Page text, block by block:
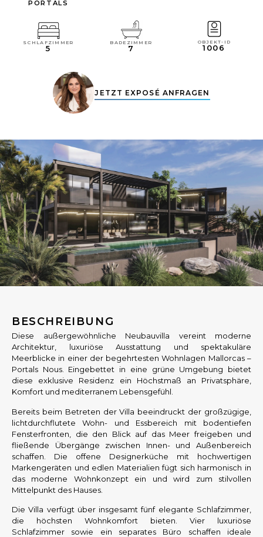
PORTALS
SCHLAFZIMMER
5
BADEZIMMER
7
OBJEKT-ID
1006
JETZT EXPOSÉ ANFRAGEN
BESCHREIBUNG
Diese außergewöhnliche Neubauvilla vereint moderne
Architektur, luxuriöse Ausstattung und spektakuläre
Meerblicke in einer der begehrtesten Wohnlagen Mallorcas –
Portals Nous. Eingebettet in eine grüne Umgebung bietet
diese exklusive Residenz ein Höchstmaß an Privatsphäre,
Komfort und mediterranem Lebensgefühl.
Bereits beim Betreten der Villa beeindruckt der großzügige,
lichtdurchflutete Wohn- und Essbereich mit bodentiefen
Fensterfronten, die den Blick auf das Meer freigeben und
fließende Übergänge zwischen Innen- und Außenbereich
schaffen. Die offene Designerküche mit hochwertigen
Markengeräten und edlen Materialien fügt sich harmonisch in
das moderne Wohnkonzept ein und wird zum stilvollen
Mittelpunkt des Hauses.
Die Villa verfügt über insgesamt fünf elegante Schlafzimmer,
die höchsten Wohnkomfort bieten. Vier luxuriöse
Schlafzimmer sowie ein separates Büro schaffen ideale